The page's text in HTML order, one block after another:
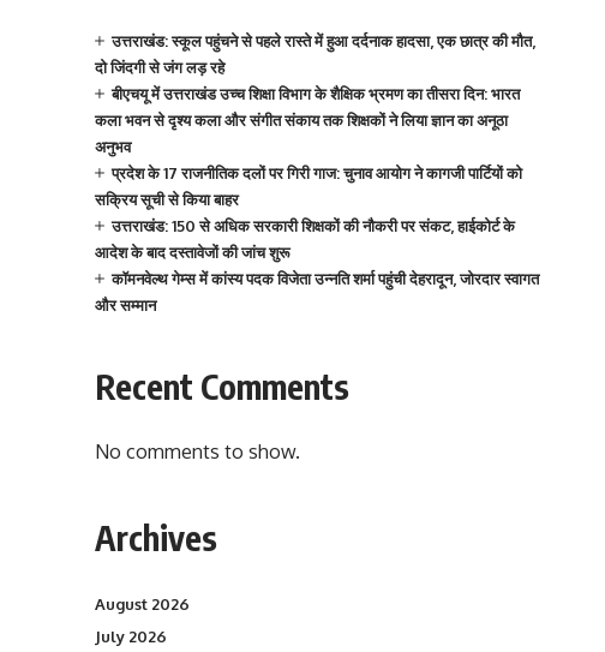
उत्तराखंड: स्कूल पहुंचने से पहले रास्ते में हुआ दर्दनाक हादसा, एक छात्र की मौत,
दो जिंदगी से जंग लड़ रहे
बीएचयू में उत्तराखंड उच्च शिक्षा विभाग के शैक्षिक भ्रमण का तीसरा दिन: भारत
कला भवन से दृश्य कला और संगीत संकाय तक शिक्षकों ने लिया ज्ञान का अनूठा
अनुभव
प्रदेश के 17 राजनीतिक दलों पर गिरी गाज: चुनाव आयोग ने कागजी पार्टियों को
सक्रिय सूची से किया बाहर
उत्तराखंड: 150 से अधिक सरकारी शिक्षकों की नौकरी पर संकट, हाईकोर्ट के
आदेश के बाद दस्तावेजों की जांच शुरू
कॉमनवेल्थ गेम्स में कांस्य पदक विजेता उन्नति शर्मा पहुंची देहरादून, जोरदार स्वागत
और सम्मान
Recent Comments
No comments to show.
Archives
August 2026
July 2026